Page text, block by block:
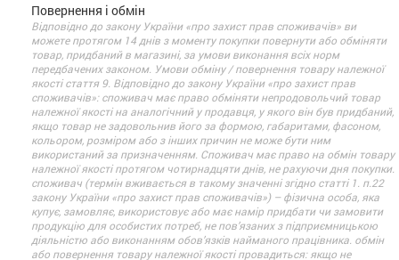
Повернення і обмін
Відповідно до закону України «про захист прав споживачів» ви
можете протягом 14 днів з моменту покупки повернути або обміняти
товар, придбаний в магазині, за умови виконання всіх норм
передбачених законом. Умови обміну / повернення товару належної
якості стаття 9. Відповідно до закону України «про захист прав
споживачів»: споживач має право обміняти непродовольчий товар
належної якості на аналогічний у продавця, у якого він був придбаний,
якщо товар не задовольнив його за формою, габаритами, фасоном,
кольором, розміром або з інших причин не може бути ним
використаний за призначенням. Споживач має право на обмін товару
належної якості протягом чотирнадцяти днів, не рахуючи дня покупки.
споживач (термін вживається в такому значенні згідно статті 1. п.22
закону України «про захист прав споживачів») – фізична особа, яка
купує, замовляє, використовує або має намір придбати чи замовити
продукцію для особистих потреб, не пов’язаних з підприємницькою
діяльністю або виконанням обов’язків найманого працівника. обмін
або повернення товару належної якості провадиться: якщо не